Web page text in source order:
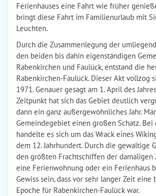
Ferienhauses eine Fahrt wie früher
bringt diese Fahrt im Familienurlaub mit
Leuchten.
Durch die Zusammenlegung der
den beiden bis dahin eigenständigen
Rabenkirchen und Faulück, entstand die
Rabenkirchen-Faulück. Dieser Akt vollzog
1971. Genauer gesagt am 1. April des
Zeitpunkt hat sich das Gebiet deutlich
dann ein ganz außergewöhnliches Jahr.
Gemeindegebiet einen großen Schatz. Bei
handelte es sich um das Wrack eines
dem 12. Jahrhundert. Durch die gewaltige
den größten Frachtschiffen der damaligen
eine Ferienwohnung oder ein Ferienhaus
Gewiss sein, dass vor sehr langer Zeit eine
Epoche für Rabenkirchen-Faulück war.